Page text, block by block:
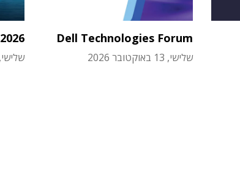
Dell Technologies Forum
שלישי, 13 באוקטובר 2026 שלישי, 20 באוקטובר 2026